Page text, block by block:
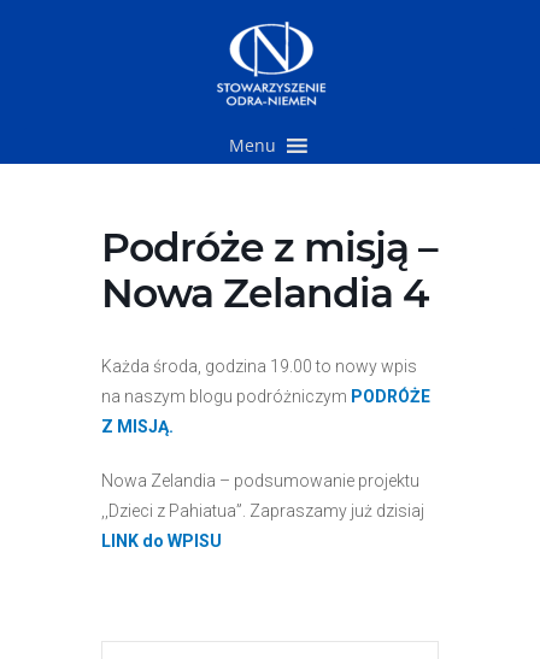
Menu
Podróże z misją –
Nowa Zelandia 4
Każda środa, godzina 19.00 to nowy wpis
na naszym blogu podróżniczym PODRÓŻE
Z MISJĄ.
Nowa Zelandia – podsumowanie projektu
,,Dzieci z Pahiatua”. Zapraszamy już dzisiaj
LINK do WPISU